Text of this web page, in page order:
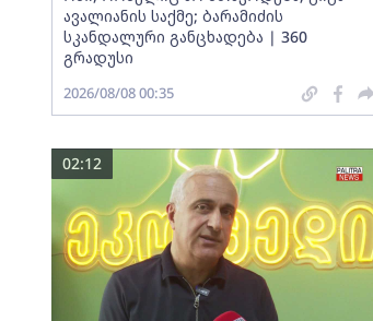
ავალიანის საქმე; ბარამიძის
სკანდალური განცხადება | 360
გრადუსი
2026/08/08 00:35
02:12